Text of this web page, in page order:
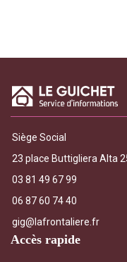
Siège Social
23 place Buttigliera Alta
03 81 49 67 99
06 87 60 74 40
gig@lafrontaliere.fr
Accès rapide